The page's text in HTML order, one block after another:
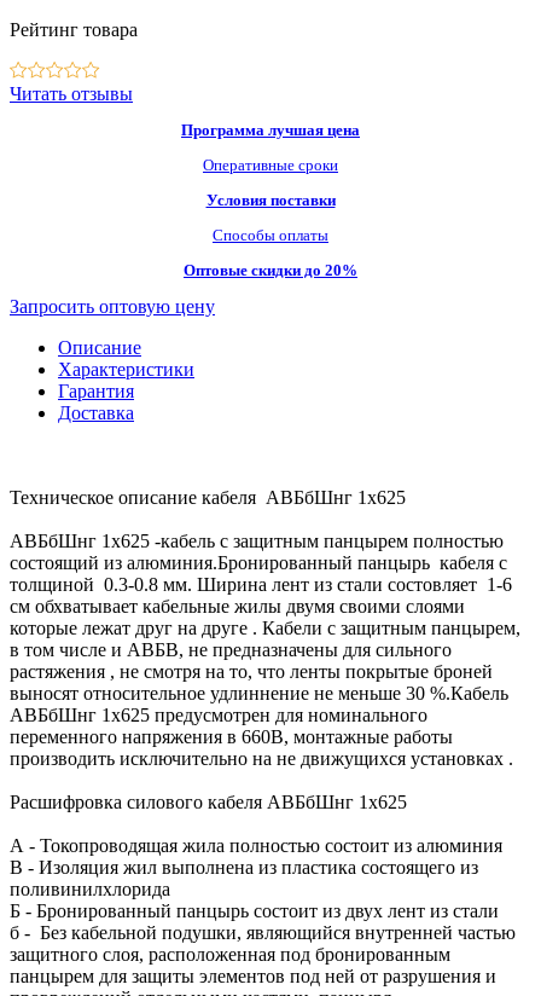
Рейтинг товара
Читать отзывы
Программа лучшая цена
Оперативные сроки
Условия поставки
Способы оплаты
Оптовые скидки до 20%
Запросить оптовую цену
Описание
Характеристики
Гарантия
Доставка
Техническое описание кабеля АВБбШнг 1х625
АВБбШнг 1х625 -кабель с защитным панцырем полностью
состоящий из алюминия.Бронированный панцырь кабеля с
толщиной 0.3-0.8 мм. Ширина лент из стали состовляет 1-6
см обхватывает кабельные жилы двумя своими слоями
которые лежат друг на друге . Кабели с защитным панцырем,
в том числе и АВБВ, не предназначены для сильного
растяжения , не смотря на то, что ленты покрытые броней
выносят относительное удлиннение не меньше 30 %.Кабель
АВБбШнг 1х625 предусмотрен для номинального
переменного напряжения в 660В, монтажные работы
производить исключительно на не движущихся установках .
Расшифровка силового кабеля АВБбШнг 1х625
А - Токопроводящая жила полностью состоит из алюминия
В - Изоляция жил выполнена из пластика состоящего из
поливинилхлорида
Б - Бронированный панцырь состоит из двух лент из стали
б - Без кабельной подушки, являющийся внутренней частью
защитного слоя, расположенная под бронированным
панцырем для защиты элементов под ней от разрушения и